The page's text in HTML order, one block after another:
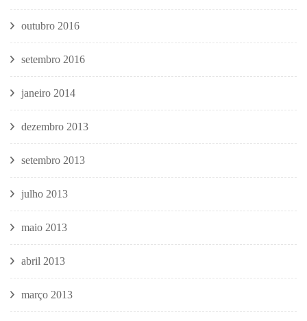
outubro 2016
setembro 2016
janeiro 2014
dezembro 2013
setembro 2013
julho 2013
maio 2013
abril 2013
março 2013